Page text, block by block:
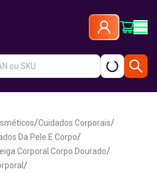
/Cuidados Corporais/
Da Pele E Corpo/
Corporal Corpo Dourado/
/